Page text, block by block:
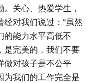
关心、热爱学生，
对我们说过：“虽然
的能力水平高低不
是完美的，我们不要
做对孩子是不公平
为我们的工作完全是